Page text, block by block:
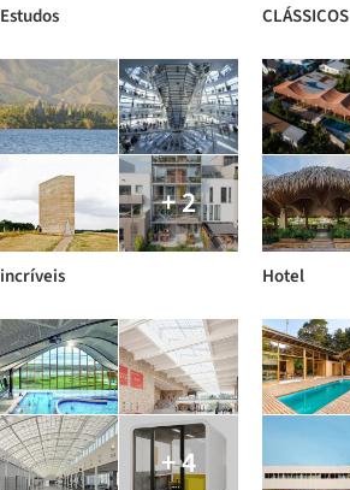
Estudos CLÁSSICOS
+ 2
incríveis Hotel
+ 4